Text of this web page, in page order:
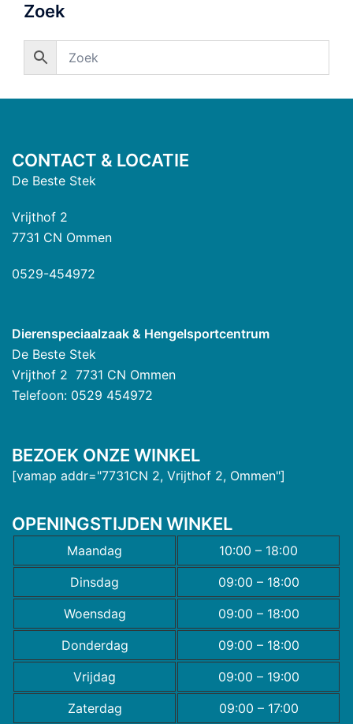
Zoek
CONTACT & LOCATIE
De Beste Stek
Vrijthof 2
7731 CN Ommen
0529-454972
Dierenspeciaalzaak & Hengelsportcentrum
De Beste Stek
Vrijthof 2 7731 CN Ommen
Telefoon: 0529 454972
BEZOEK ONZE WINKEL
[vamap addr="7731CN 2, Vrijthof 2, Ommen"]
OPENINGSTIJDEN WINKEL
Maandag
10:00 – 18:00
Dinsdag
09:00 – 18:00
Woensdag
09:00 – 18:00
Donderdag
09:00 – 18:00
Vrijdag
09:00 – 19:00
Zaterdag
09:00 – 17:00